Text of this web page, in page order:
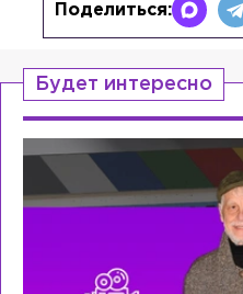
Поделиться:
Будет интересно